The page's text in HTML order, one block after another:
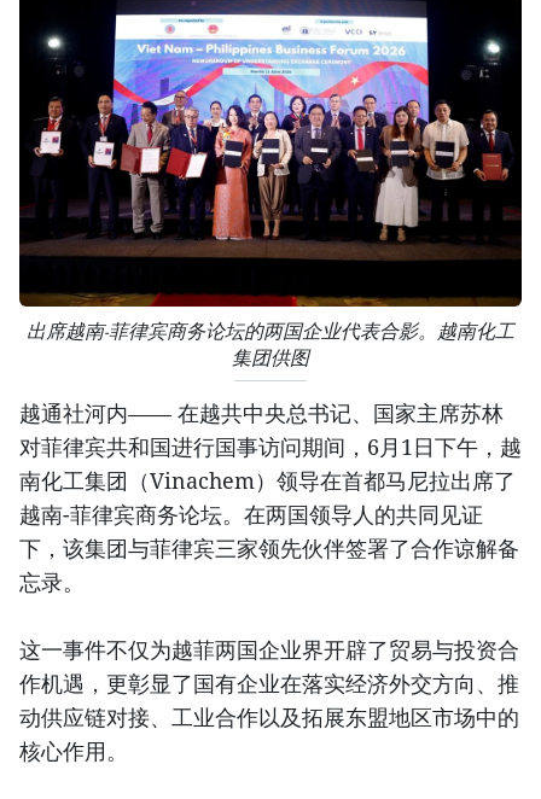
出席越南-菲律宾商务论坛的两国企业代表合影。越南化工
集团供图
越通社河内—— 在越共中央总书记、国家主席苏林
对菲律宾共和国进行国事访问期间，6月1日下午，越
南化工集团（Vinachem）领导在首都马尼拉出席了
越南-菲律宾商务论坛。在两国领导人的共同见证
下，该集团与菲律宾三家领先伙伴签署了合作谅解备
忘录。
这一事件不仅为越菲两国企业界开辟了贸易与投资合
作机遇，更彰显了国有企业在落实经济外交方向、推
动供应链对接、工业合作以及拓展东盟地区市场中的
核心作用。